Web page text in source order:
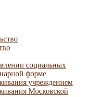
социальных
форме
учреждением
Московской